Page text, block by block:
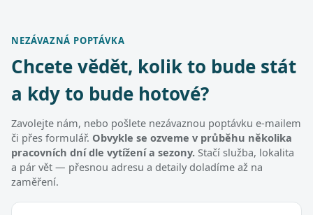
NEZÁVAZNÁ POPTÁVKA
Chcete vědět, kolik to bude stát
a kdy to bude hotové?
Zavolejte nám, nebo pošlete nezávaznou poptávku e-mailem
či přes formulář. Obvykle se ozveme v průběhu několika
pracovních dní dle vytížení a sezony. Stačí služba, lokalita
a pár vět — přesnou adresu a detaily doladíme až na
zaměření.